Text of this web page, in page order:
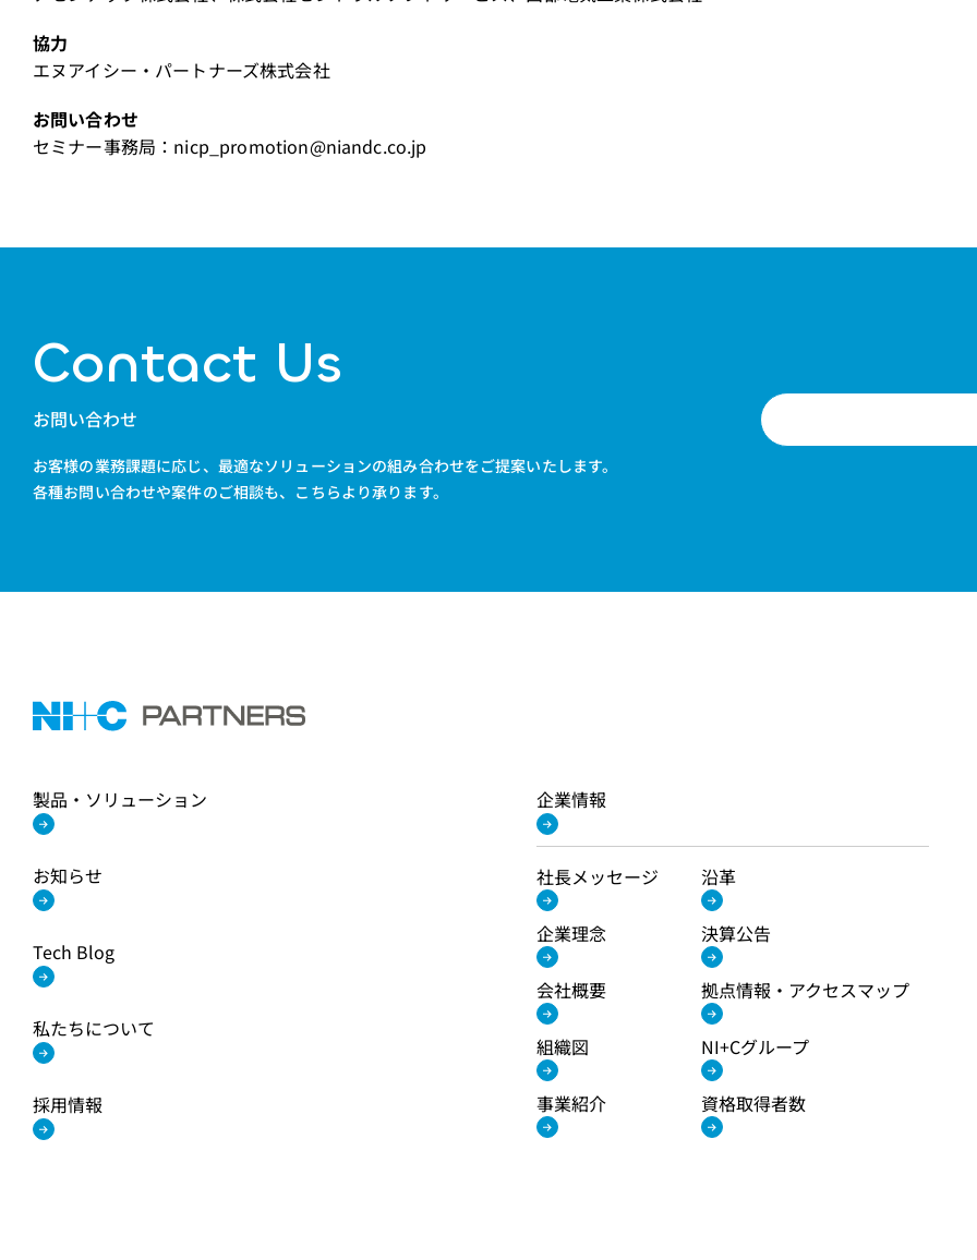
協力
エヌアイシー・パートナーズ株式会社
お問い合わせ
セミナー事務局： nicp_promotion@niandc.co.jp
Contact Us
お問い合わせ
お客様の業務課題に応じ、最適なソリューションの組み合わせをご提案いたします。
各種お問い合わせや案件のご相談も、こちらより承ります。
製品・ソリューション
お知らせ
Tech Blog
私たちについて
採用情報
企業情報
社長メッセージ
企業理念
会社概要
組織図
事業紹介
沿革
決算公告
拠点情報・アクセスマップ
NI+Cグループ
資格取得者数